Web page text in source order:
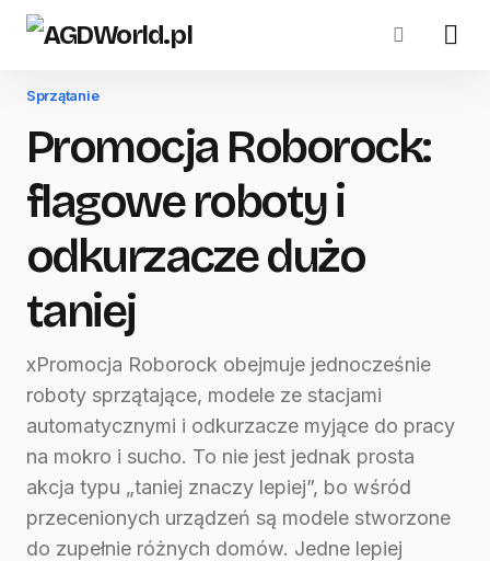
Sprzątanie
Promocja Roborock:
flagowe roboty i
odkurzacze dużo
taniej
xPromocja Roborock obejmuje jednocześnie
roboty sprzątające, modele ze stacjami
automatycznymi i odkurzacze myjące do pracy
na mokro i sucho. To nie jest jednak prosta
akcja typu „taniej znaczy lepiej”, bo wśród
przecenionych urządzeń są modele stworzone
do zupełnie różnych domów. Jedne lepiej